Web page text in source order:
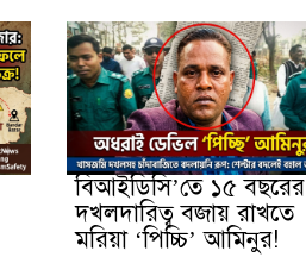
বিআইডিসি’তে ১৫ বছরের
দখলদারিত্ব বজায় রাখতে
মরিয়া ‘পিচ্চি’ আমিনুর!